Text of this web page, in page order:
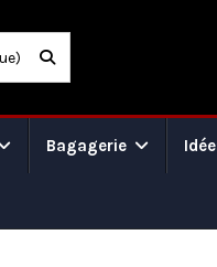
Bagagerie